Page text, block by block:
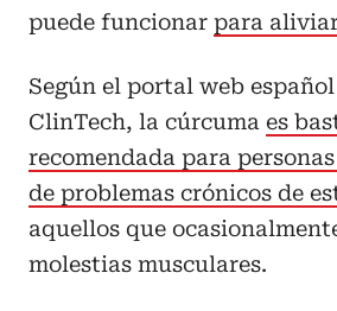
puede funcionar para
Según el portal web
ClinTech, la cúrcuma es
recomendada para
de problemas crónicos de
aquellos que
molestias musculares.